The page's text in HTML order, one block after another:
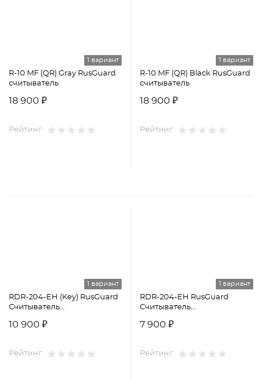
1 вариант
R-10 MF (QR) Gray RusGuard
считыватель
18 900 ₽
Рейтинг:
1 вариант
R-10 MF (QR) Black RusGuard
считыватель
18 900 ₽
Рейтинг:
1 вариант
RDR-204-EH (Key) RusGuard
Считыватель
10 900 ₽
Рейтинг:
1 вариант
RDR-204-EH RusGuard
Считыватель
7 900 ₽
Рейтинг: